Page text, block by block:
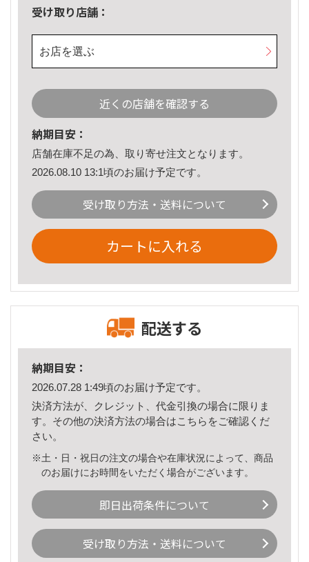
受け取り店舗：
お店を選ぶ
近くの店舗を確認する
納期目安：
店舗在庫不足の為、取り寄せ注文となります。
2026.08.10 13:1頃のお届け予定です。
受け取り方法・送料について
カートに入れる
配送する
納期目安：
2026.07.28 1:49頃のお届け予定です。
決済方法が、クレジット、代金引換の場合に限りま
す。その他の決済方法の場合はこちら をご確認くだ
さい。
※土・日・祝日の注文の場合や在庫状況によって、商品
のお届けにお時間をいただく場合がございます。
即日出荷条件について
受け取り方法・送料について